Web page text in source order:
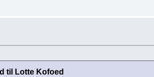
til Lotte Kofoed